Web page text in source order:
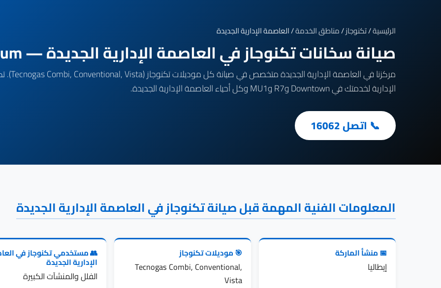
الرئيسية/تكنوجاز/مناطق الخدمة/ العاصمة الإدارية الجديدة
صيانة سخانات تكنوجاز في العاصمة الإدارية الجديدة — Premium إيطالي للغاز
الإدارية لخدمتك في Downtown وR7 وMU1 وكل أحياء العاصمة الإدارية الجديدة.
📞 اتصل 16062
المعلومات الفنية المهمة قبل صيانة تكنوجاز في العاصمة الإدارية الجديدة
📅 منشأ الماركة
إيطاليا
🎯 موديلات تكنوجاز
Tecnogas Combi, Conventional,
Vista
👥 مستخدمي تكنوجاز في
الإدارية الجديدة
الفلل والمنشآت الكبيرة